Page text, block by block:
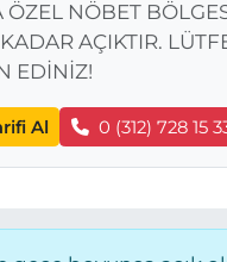
ÖZEL NÖBET
AÇIKTIR.
EDİNİZ!
Al 0 (312) 728 15